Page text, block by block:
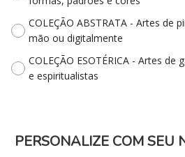
COLEÇÃO ABSTRATA - Artes de
mão ou digitalmente
COLEÇÃO ESOTÉRICA - Artes de
e espiritualistas
PERSONALIZE COM SEU